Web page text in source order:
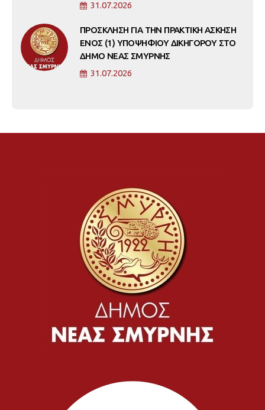
31.07.2026
ΠΡΟΣΚΛΗΣΗ ΓΙΑ ΤΗΝ ΠΡΑΚΤΙΚΗ ΑΣΚΗΣΗ
ΕΝΟΣ (1) ΥΠΟΨΗΦΙΟΥ ΔΙΚΗΓΟΡΟΥ ΣΤΟ
ΔΗΜΟ ΝΕΑΣ ΣΜΥΡΝΗΣ
31.07.2026